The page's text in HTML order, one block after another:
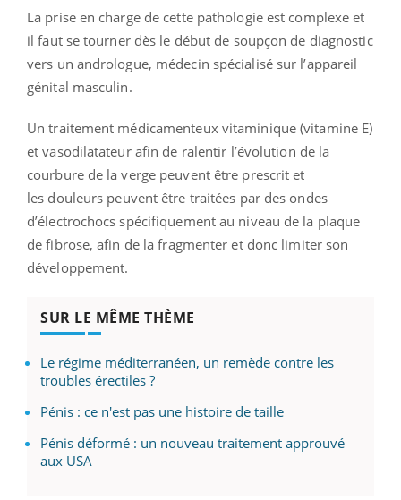
La prise en charge de cette pathologie est complexe et
il faut se tourner dès le début de soupçon de diagnostic
vers un andrologue, médecin spécialisé sur l’appareil
génital masculin.
Un traitement médicamenteux vitaminique (vitamine E)
et vasodilatateur afin de ralentir l’évolution de la
courbure de la verge peuvent être prescrit et
les douleurs peuvent être traitées par des ondes
d’électrochocs spécifiquement au niveau de la plaque
de fibrose, afin de la fragmenter et donc limiter son
développement.
SUR LE MÊME THÈME
Le régime méditerranéen, un remède contre les
troubles érectiles ?
Pénis : ce n'est pas une histoire de taille
Pénis déformé : un nouveau traitement approuvé
aux USA